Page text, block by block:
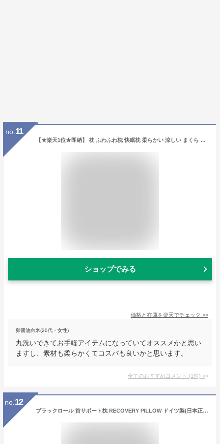
no. 11
【★楽天1位★即納】 枕 ふわふわ枕 快眠枕 柔らかい 涼しい まくら 枕 マクラ 枕カバー 涼しい生地 首こり改善 柔らか ホテル仕様 丸洗い可能 高反発枕 安眠枕 いびき防止 マクラ 高さ調節 寝具 通気性 横向き寝 洗える SHMILY
ショップでみる
価格と在庫を楽天でチェック >>
卵醤油白米(20代・女性)
丸洗いできてお手軽アイテムになっていてオススメかと思い
ますし、素材も柔らかくてコスパも良いかと思います。
全てのおすすめコメント (1件) >
no. 12
ブラックロール 首サポート枕 RECOVERY PILLOW ドイツ製(日本正規品)